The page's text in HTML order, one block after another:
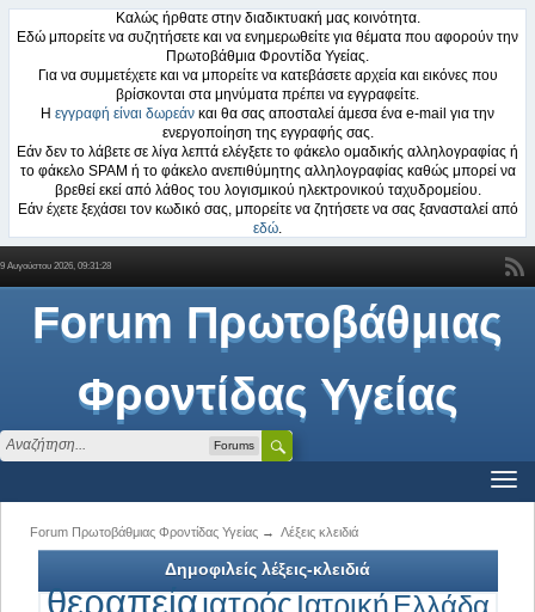
Καλώς ήρθατε στην διαδικτυακή μας κοινότητα.
Εδώ μπορείτε να συζητήσετε και να ενημερωθείτε για θέματα που αφορούν την
Πρωτοβάθμια Φροντίδα Υγείας.
Για να συμμετέχετε και να μπορείτε να κατεβάσετε αρχεία και εικόνες που
βρίσκονται στα μηνύματα πρέπει να εγγραφείτε.
Η εγγραφή είναι δωρεάν και θα σας αποσταλεί άμεσα ένα e-mail για την
ενεργοποίηση της εγγραφής σας.
Εάν δεν το λάβετε σε λίγα λεπτά ελέγξετε το φάκελο ομαδικής αλληλογραφίας ή
το φάκελο SPAM ή το φάκελο ανεπιθύμητης αλληλογραφίας καθώς μπορεί να
βρεθεί εκεί από λάθος του λογισμικού ηλεκτρονικού ταχυδρομείου.
Εάν έχετε ξεχάσει τον κωδικό σας, μπορείτε να ζητήσετε να σας ξανασταλεί από
εδώ.
9 Αυγούστου 2026, 09:31:28
Forum Πρωτοβάθμιας
Φροντίδας Υγείας
Forums
Forum Πρωτοβάθμιας Φροντίδας Υγείας→ Λέξεις κλειδιά
Δημοφιλείς λέξεις-κλειδιά
θεραπεία